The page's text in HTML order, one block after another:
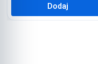
Dodaj